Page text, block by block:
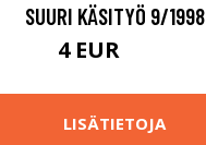
SUURI KÄSITYÖ 9/1998
4 EUR
LISÄTIETOJA